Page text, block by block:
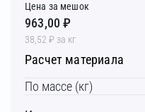
шоколадный
Цена за мешок
963,00 ₽
38,52 ₽ за кг
Расчет материала
По массе (кг)